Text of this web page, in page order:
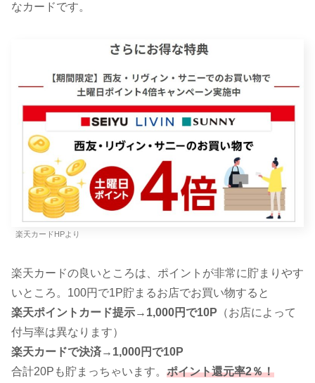
なカードです。
楽天カードHPより
楽天カードの良いところは、ポイントが非常に貯まりやす
いところ。100円で1P貯まるお店でお買い物すると
楽天ポイントカード提示→1,000円で10P （お店によって
付与率は異なります）
楽天カードで決済→1,000円で10P
合計20Pも貯まっちゃいます。 ポイント還元率2％！